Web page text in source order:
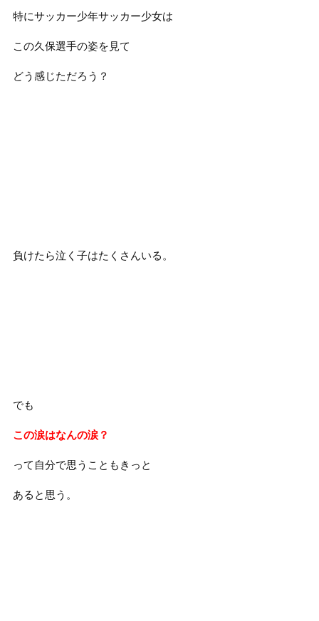
特にサッカー少年サッカー少女は
この久保選手の姿を見て
どう感じただろう？
負けたら泣く子はたくさんいる。
でも
この涙はなんの涙？
って自分で思うこともきっと
あると思う。